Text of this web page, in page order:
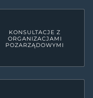
KONSULTACJE Z
ORGANIZACJAMI
POZARZĄDOWYMI